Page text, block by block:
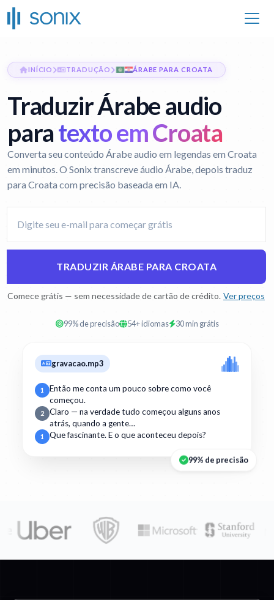
INÍCIO TRADUÇÃO ÁRABE PARA CROATA
Traduzir Árabe audio
paratexto em Croata
Converta seu conteúdo Árabe audio em legendas em Croata
em minutos. O Sonix transcreve áudio Árabe, depois traduz
para Croata com precisão baseada em IA.
TRADUZIR ÁRABE PARA CROATA
Comece grátis — sem necessidade de cartão de crédito. Ver preços
99% de precisão 54+ idiomas 30 min grátis
gravacao.mp3
1
Então me conta um pouco sobre como você
começou.
2
Claro — na verdade tudo começou alguns anos
atrás, quando a gente…
1 Que fascinante. E o que aconteceu depois?
99% de precisão